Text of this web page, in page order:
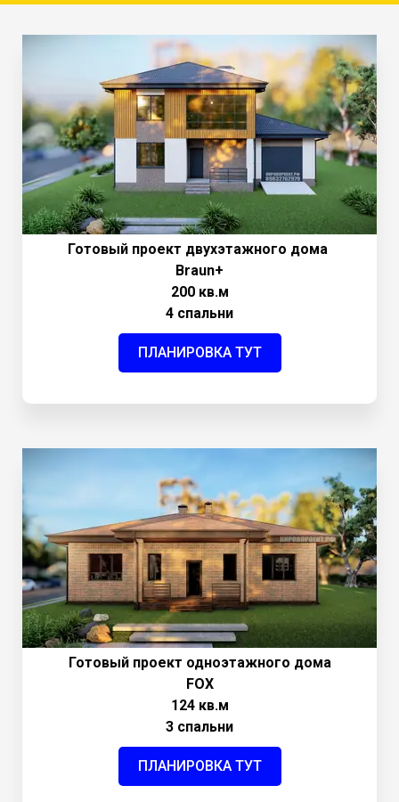
Готовый проект двухэтажного дома
Braun+
200 кв.м
4 спальни
ПЛАНИРОВКА ТУТ
Готовый проект одноэтажного дома
FOX
124 кв.м
3 спальни
ПЛАНИРОВКА ТУТ